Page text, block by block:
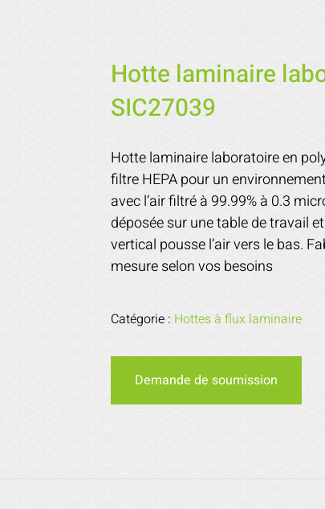
Hotte laminaire
SIC27039
Hotte laminaire laboratoire en
filtre HEPA pour un
avec l’air filtré à 99.99% à 0.3
déposée sur une table de travail
vertical pousse l’air vers le bas.
mesure selon vos besoins
Catégorie : Hottes à flux laminaire
Demande de soumission